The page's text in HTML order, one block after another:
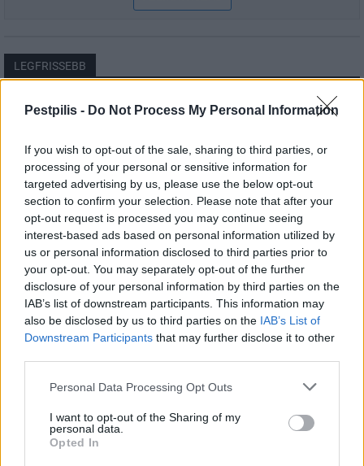
Pestpilis - Do Not Process My Personal Information
If you wish to opt-out of the sale, sharing to third parties, or
processing of your personal or sensitive information for
targeted advertising by us, please use the below opt-out
section to confirm your selection. Please note that after your
opt-out request is processed you may continue seeing
interest-based ads based on personal information utilized by
us or personal information disclosed to third parties prior to
your opt-out. You may separately opt-out of the further
disclosure of your personal information by third parties on the
IAB’s list of downstream participants. This information may
also be disclosed by us to third parties on the IAB’s List of
Downstream Participants that may further disclose it to other
Personal Data Processing Opt Outs
I want to opt-out of the Sharing of my
personal data.
Opted In
LEGFRISSEBB
Országos
Megérkezett az eső a Duna vízgyűjtőjére
Helyi
Amire többmillióan vártunk: szombattól
másodfokúra csökken a riasztás
Pest megye
Fából épül Budakeszi új óvodája
HIRDETÉS